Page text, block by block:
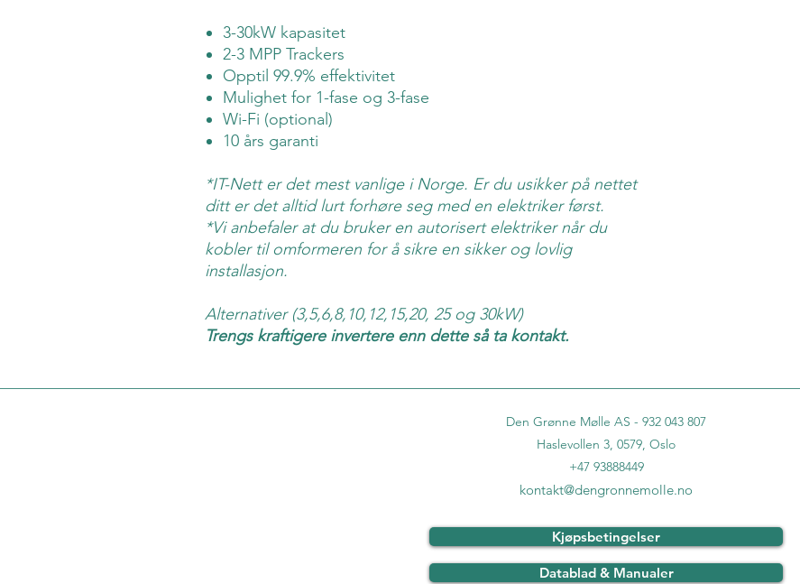
3-30kW kapasitet
2-3 MPP Trackers
Opptil 99.9% effektivitet
Mulighet for 1-fase og 3-fase
Wi-Fi (optional)
10 års garanti
*IT-Nett er det mest vanlige i Norge. Er du usikker på nettet
ditt er det alltid lurt forhøre seg med en elektriker først.
*Vi anbefaler at du bruker en autorisert elektriker når du
kobler til omformeren for å sikre en sikker og lovlig
installasjon.
Alternativer (3,5,6,8,10,12,15,20, 25 og 30kW)
Trengs kraftigere invertere enn dette så ta kontakt.
Den Grønne Mølle AS - 932 043 807
Haslevollen 3, 0579, Oslo
+47 93888449
kontakt@dengronnemolle.no
Kjøpsbetingelser
Datablad & Manualer